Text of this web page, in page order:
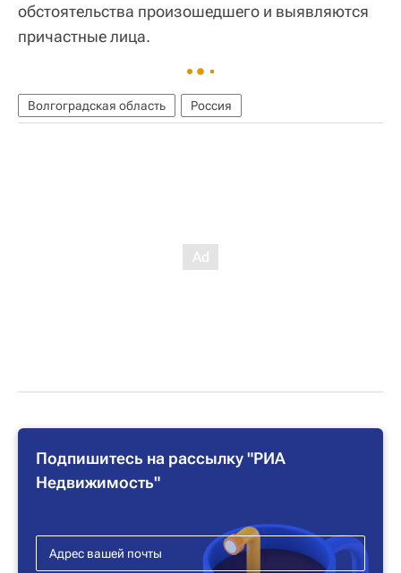
обстоятельства произошедшего и выявляются
причастные лица.
Волгоградская область Россия
Подпишитесь на рассылку "РИА
Недвижимость"